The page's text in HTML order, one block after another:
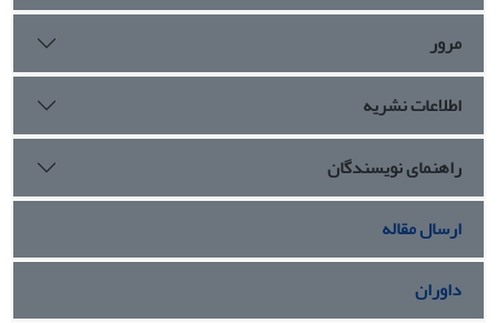
مرور
اطلاعات نشریه
راهنمای نویسندگان
ارسال مقاله
داوران